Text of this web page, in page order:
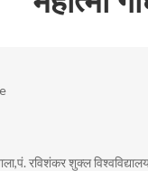
रविशंकर शुक्ल